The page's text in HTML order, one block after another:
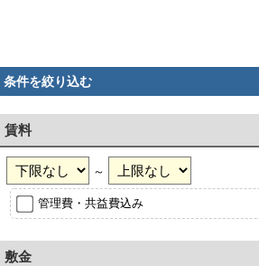
条件を絞り込む
賃料
～
管理費・共益費込み
敷金